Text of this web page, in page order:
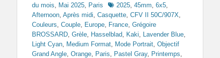
du mois
Mai 2025 Paris Tags2025 45mm 6x5
Afternoon Après midi Casquette CFV II 50C/907X
Couleurs Couple Europe France Grégoire
BROSSARD Grèle Hasselblad Kaki Lavender Blue
Light Cyan Medium Format Mode Portrait Objectif
Grand Angle Orange Paris Pastel Gray, Printemps